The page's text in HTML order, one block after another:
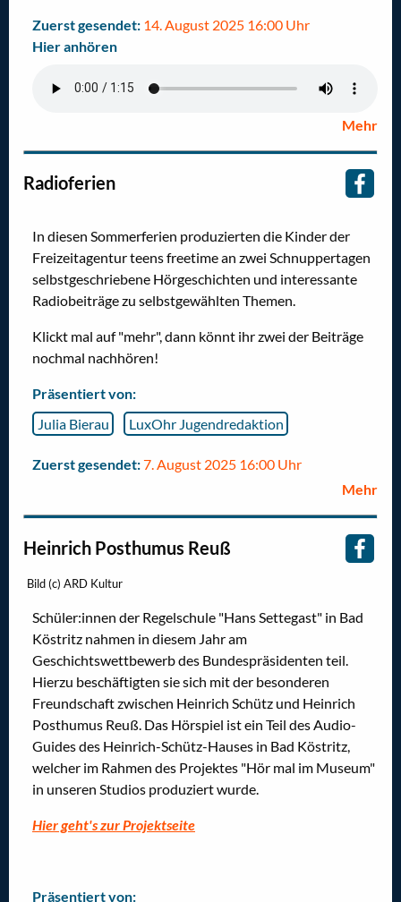
Zuerst gesendet: 14. August 2025 16:00 Uhr
Hier anhören
Mehr
Radioferien
In diesen Sommerferien produzierten die Kinder der
Freizeitagentur teens freetime an zwei Schnuppertagen
selbstgeschriebene Hörgeschichten und interessante
Radiobeiträge zu selbstgewählten Themen.
Klickt mal auf "mehr", dann könnt ihr zwei der Beiträge
nochmal nachhören!
Präsentiert von:
Julia Bierau
LuxOhr Jugendredaktion
Zuerst gesendet:7. August 2025 16:00 Uhr
Mehr
Heinrich Posthumus Reuß
Bild (c) ARD Kultur
Schüler:innen der Regelschule "Hans Settegast" in Bad
Köstritz nahmen in diesem Jahr am
Geschichtswettbewerb des Bundespräsidenten teil.
Hierzu beschäftigten sie sich mit der besonderen
Freundschaft zwischen Heinrich Schütz und Heinrich
Posthumus Reuß. Das Hörspiel ist ein Teil des Audio-
Guides des Heinrich-Schütz-Hauses in Bad Köstritz,
welcher im Rahmen des Projektes "Hör mal im Museum"
in unseren Studios produziert wurde.
Hier geht's zur Projektseite
Präsentiert von: